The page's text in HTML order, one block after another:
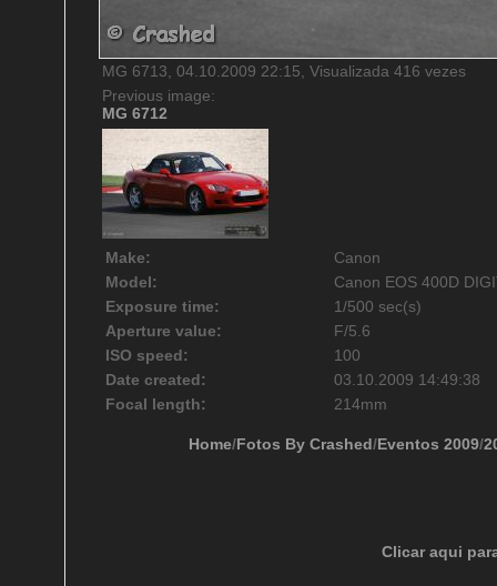
MG 6713, 04.10.2009 22:15, Visualizada 416 vezes
Previous image:
MG 6712
Make:
Canon
Model:
Canon EOS 400D
Exposure time:
1/500 sec(s)
Aperture value:
F/5.6
ISO speed:
100
Date created:
03.10.2009 14:49:38
Focal length:
214mm
Home/Fotos By Crashed/Eventos 2009/
Clicar aqui